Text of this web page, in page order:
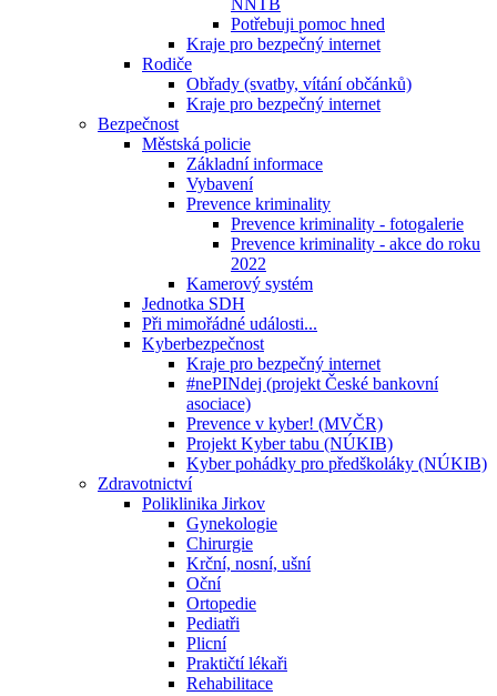
NNTB
Potřebuji pomoc hned
Kraje pro bezpečný internet
Rodiče
Obřady (svatby, vítání občánků)
Kraje pro bezpečný internet
Bezpečnost
Městská policie
Základní informace
Vybavení
Prevence kriminality
Prevence kriminality - fotogalerie
Prevence kriminality - akce do roku
2022
Kamerový systém
Jednotka SDH
Při mimořádné události...
Kyberbezpečnost
Kraje pro bezpečný internet
#nePINdej (projekt České bankovní
asociace)
Prevence v kyber! (MVČR)
Projekt Kyber tabu (NÚKIB)
Kyber pohádky pro předškoláky (NÚKIB)
Zdravotnictví
Poliklinika Jirkov
Gynekologie
Chirurgie
Krční, nosní, ušní
Oční
Ortopedie
Pediatři
Plicní
Praktičtí lékaři
Rehabilitace